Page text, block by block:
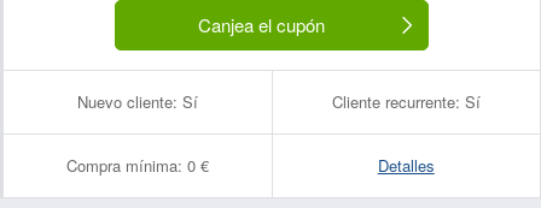
Canjea el cupón
Nuevo cliente: Sí Cliente recurrente: Sí
Compra mínima: 0 € Detalles